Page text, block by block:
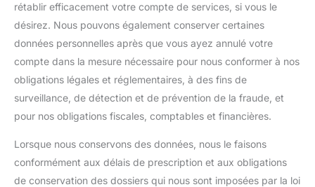
rétablir efficacement votre compte de services, si vous le
désirez. Nous pouvons également conserver certaines
données personnelles après que vous ayez annulé votre
compte dans la mesure nécessaire pour nous conformer à nos
obligations légales et réglementaires, à des fins de
surveillance, de détection et de prévention de la fraude, et
pour nos obligations fiscales, comptables et financières.
Lorsque nous conservons des données, nous le faisons
conformément aux délais de prescription et aux obligations
de conservation des dossiers qui nous sont imposées par la loi